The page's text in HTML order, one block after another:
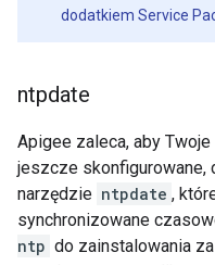
dodatkiem Service
ntpdate
Apigee zaleca, aby
jeszcze skonfigurowane,
narzędzie ntpdate ,
synchronizowane
ntp do zainstalowania